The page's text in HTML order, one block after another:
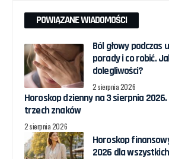
POWIĄZANE WIADOMOŚCI
Ból głowy podczas
porady i co robić.
dolegliwości?
2 sierpnia 2026
Horoskop dzienny na 3 sierpnia
trzech znaków
2 sierpnia 2026
Horoskop
2026 dla